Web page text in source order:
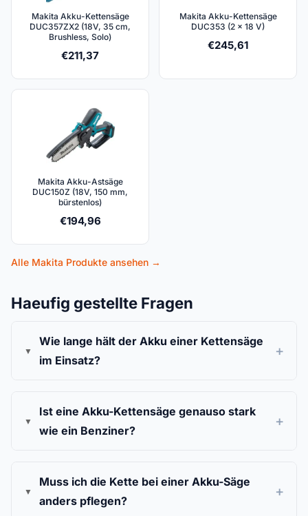
Makita Akku-Kettensäge
DUC357ZX2 (18V, 35 cm,
Brushless, Solo)
€211,37
Makita Akku-Kettensäge
DUC353 (2 x 18 V)
€245,61
Makita Akku-Astsäge
DUC150Z (18V, 150 mm,
bürstenlos)
€194,96
Alle Makita Produkte ansehen →
Haeufig gestellte Fragen
Wie lange hält der Akku einer Kettensäge
im Einsatz?
Ist eine Akku-Kettensäge genauso stark
wie ein Benziner?
Muss ich die Kette bei einer Akku-Säge
anders pflegen?